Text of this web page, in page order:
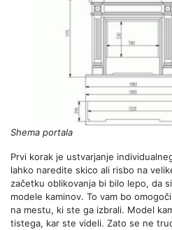
Shema portala
Prvi korak je ustvarjanje
lahko naredite skico ali risbo na
začetku oblikovanja bi bilo lepo, da
modele kaminov. To vam bo
na mestu, ki ste ga izbrali. Model
tistega, kar ste videli. Zato se ne